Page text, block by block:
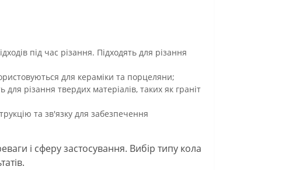
під час різання. Підходять для різання
для кераміки та порцеляни;
різання твердих матеріалів, таких як граніт
та зв'язку для забезпечення
і сферу застосування. Вибір типу кола